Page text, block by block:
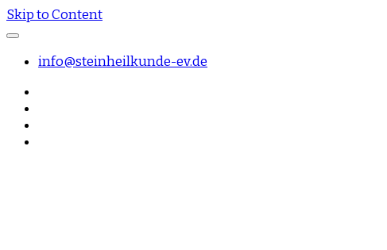
Skip to Content
info@steinheilkunde-ev.de